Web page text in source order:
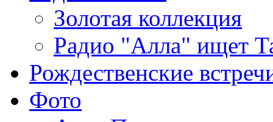
Золотая коллекция
Радио "Алла" ищет
Рождественские
Фото